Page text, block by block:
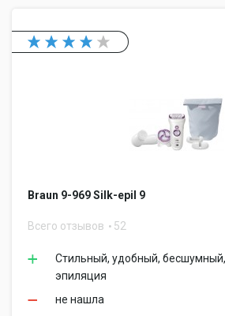
Braun 9-969 Silk-epil 9
Всего отзывов 52
Стильный, удобный,
эпиляция
не нашла